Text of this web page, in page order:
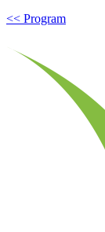
<< Program